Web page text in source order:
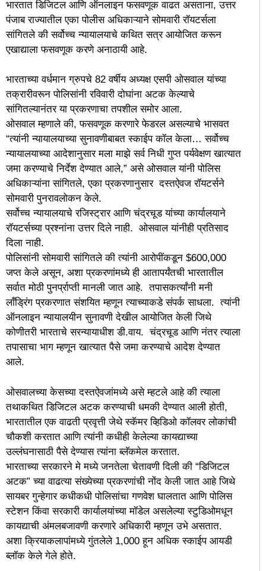
भारतात डिजिटल आणि ऑनलाइन फसवणूक वाढत असताना, उत्तर
पंजाब राज्यातील एका पोलीस अधिकाऱ्याने सोमवारी रॉयटर्सला
सांगितले की सर्वोच्च न्यायालयाचे कथित सत्र आयोजित करून
एखाद्याला फसवणूक करणे अनाठायी आहे.
भारताच्या वर्धमान ग्रुपचे 82 वर्षीय अध्यक्ष एसपी ओसवाल यांच्या
तक्रारीवरून पोलिसांनी रविवारी दोघांना अटक केल्याचे
सांगितल्यानंतर या प्रकरणाचा तपशील समोर आला.
ओसवाल म्हणाले की, फसवणूक करणारे फेडरल असल्याचे भासवत
“त्यांनी न्यायालयाच्या सुनावणीबाबत स्काईप कॉल केला… सर्वोच्च
न्यायालयाच्या आदेशानुसार मला माझे सर्व निधी गुप्त पर्यवेक्षण खात्यात
जमा करण्याचे निर्देश देण्यात आले,” असे ओसवाल यांनी पोलिस
अधिकाऱ्यांना सांगितले, एका प्रकरणानुसार दस्तऐवज रॉयटर्सने
सोमवारी पुनरावलोकन केले.
सर्वोच्च न्यायालयाचे रजिस्ट्रार आणि चंद्रचूड यांच्या कार्यालयाने
रॉयटर्सच्या प्रश्नांना उत्तर दिले नाही. ओसवाल यांनीही प्रतिसाद
दिला नाही.
पोलिसांनी सोमवारी सांगितले की त्यांनी आरोपींकडून $600,000
जप्त केले असून, अशा प्रकरणांमध्ये ही आतापर्यंतची भारतातील
सर्वात मोठी पुनर्प्राप्ती मानली जात आहे. तपासकर्त्यांनी मनी
लाँड्रिंग प्रकरणात संशयित म्हणून त्याच्याकडे संपर्क साधला. त्यांनी
ऑनलाइन न्यायालयीन सुनावणी देखील आयोजित केली जिथे
कोणीतरी भारताचे सरन्यायाधीश डी.वाय. चंद्रचूड आणि नंतर त्याला
तपासाचा भाग म्हणून खात्यात पैसे जमा करण्याचे आदेश देण्यात
आले.
ओसवालच्या केसच्या दस्तऐवजांमध्ये असे म्हटले आहे की त्याला
तथाकथित डिजिटल अटक करण्याची धमकी देण्यात आली होती,
भारतातील एक वाढती प्रवृत्ती जेथे स्कॅमर व्हिडिओ कॉलवर लोकांची
चौकशी करतात आणि त्यांनी कधीही केलेल्या कायद्याच्या
उल्लंघनासाठी पैसे देण्यास त्यांना ब्लॅकमेल करतात.
भारताच्या सरकारने मे मध्ये जनतेला चेतावणी दिली की “डिजिटल
अटक” च्या वाढत्या संख्येच्या प्रकरणांची नोंद केली जात आहे जिथे
सायबर गुन्हेगार कधीकधी पोलिसांचा गणवेश घालतात आणि पोलिस
स्टेशन किंवा सरकारी कार्यालयांच्या मॉडेल असलेल्या स्टुडिओमधून
कायद्याची अंमलबजावणी करणारे अधिकारी म्हणून उभे असतात.
अशा क्रियाकलापांमध्ये गुंतलेले 1,000 हून अधिक स्काईप आयडी
ब्लॉक केले गेले होते.